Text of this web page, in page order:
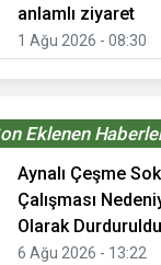
anlamlı ziyaret
1 Ağu 2026 - 08:30
Eklenen
Aynalı Çeşme
Çalışması
Olarak Durduruldu
6 Ağu 2026 - 13:22